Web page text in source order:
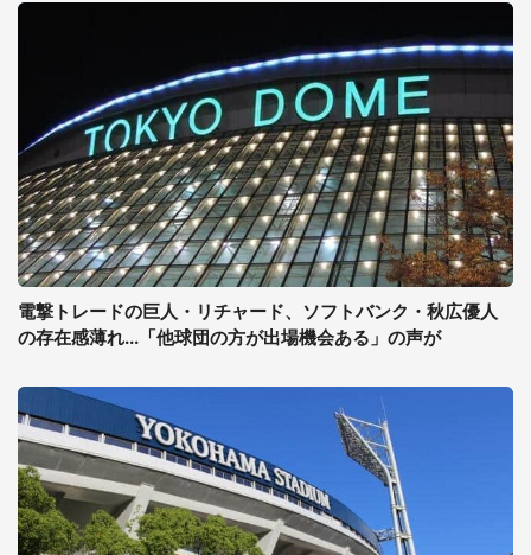
電撃トレードの巨人・リチャード、ソフトバンク・秋広優人
の存在感薄れ...「他球団の方が出場機会ある」の声が